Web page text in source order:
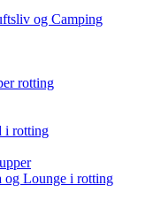
og Camping
rotting
i rotting
og Lounge i rotting